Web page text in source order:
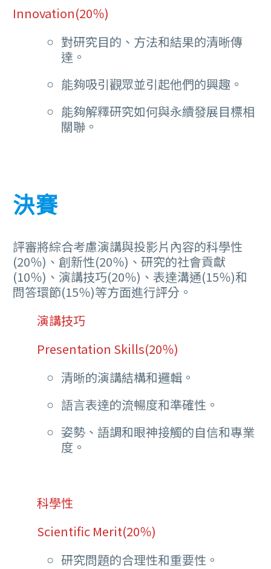
Innovation(20％)
對研究目的、方法和結果的清晰傳
達。
能夠吸引觀眾並引起他們的興趣。
能夠解釋研究如何與永續發展目標相
關聯。
決賽
評審將綜合考慮演講與投影片內容的科學性
(20％)、創新性(20％)、研究的社會貢獻
(10％)、演講技巧(20％)、表達溝通(15％)和
問答環節(15％)等方面進行評分。
演講技巧
Presentation Skills(20％)
清晰的演講結構和邏輯。
語言表達的流暢度和準確性。
姿勢、語調和眼神接觸的自信和專業
度。
科學性
Scientific Merit(20％)
研究問題的合理性和重要性。